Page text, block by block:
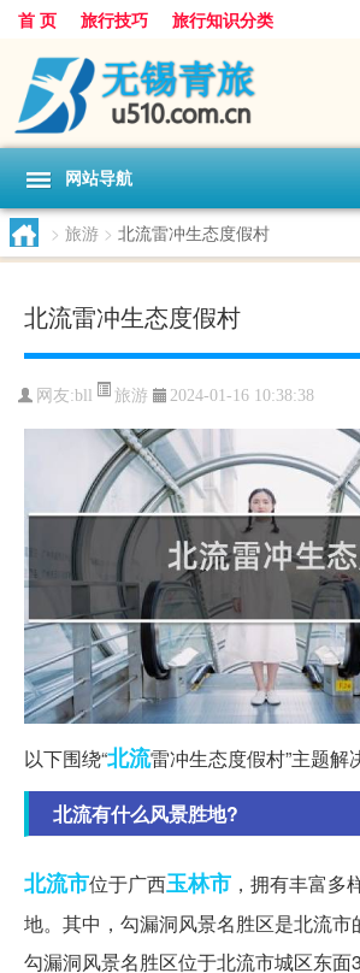
首 页 旅行技巧 旅行知识分类
网站导航
> 旅游 > 北流雷冲生态度假村
北流雷冲生态度假村
网友:bll 旅游 2024-01-16 10:38:38
以下围绕“北流雷冲生态度假村”主题解
北流有什么风景胜地?
北流市位于广西玉林市 ，拥有丰富多
地。其中，勾漏洞风景名胜区是北流市
勾漏洞风景名胜区位于北流市城区东面